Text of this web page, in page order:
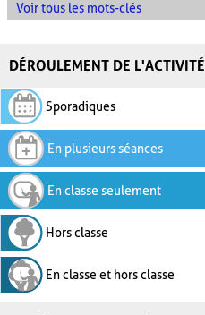
Voir tous les mots-clés
DÉROULEMENT DE L'ACTIVITÉ
Sporadiques
En plusieurs séances
En classe seulement
Hors classe
En classe et hors classe